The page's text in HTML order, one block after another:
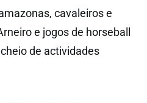
cavaleiros e
e jogos de horseball
de actividades